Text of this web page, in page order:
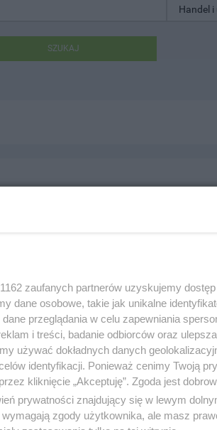
SZUKAJ
NA MAPIE
zaufanych partnerów uzyskujemy
dane osobowe, takie jak unikalne
przeglądania w celu zapewniania
i treści, badanie odbiorców oraz
używać dokładnych danych
identyfikacji. Ponieważ cenimy Twoją
kliknięcie „Akceptuję”. Zgoda jest
prywatności znajdujący się w lewym
zgody użytkownika, ale masz